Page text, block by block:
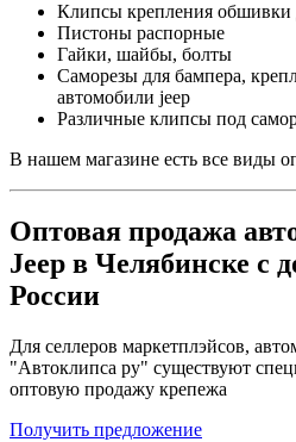
Клипсы крепления обшивки
Пистоны распорные
Гайки, шайбы, болты
Саморезы для бампера,
автомобили jeep
Различные клипсы под
В нашем магазине есть все виды
Оптовая продажа
Jeep в Челябинске с
России
Для селлеров маркетплэйсов,
"Автоклипса ру" существуют
оптовую продажу крепежа
Получить предложение